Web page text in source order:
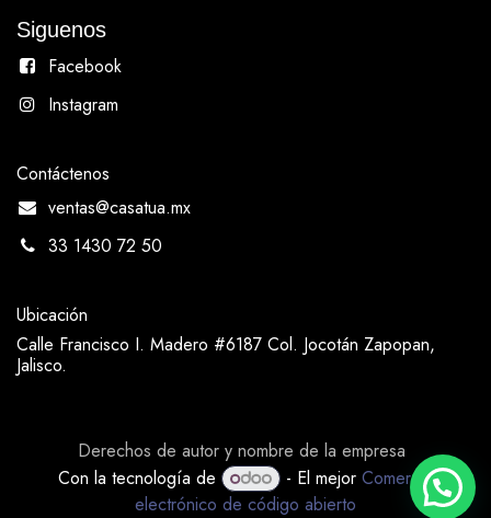
Siguenos
Facebook
Instagram
Contáctenos
ventas@casatua.mx
33 1430 72 50
Ubicación
Calle Francisco I. Madero #6187 Col. Jocotán Zapopan,
Jalisco.
Derechos de autor y nombre de la empresa
Con la tecnología de
- El mejorComercio
electrónico de código abierto